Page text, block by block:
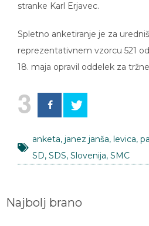
stranke Karl Erjavec.
Spletno anketiranje je za
reprezentativnem vzorcu 521
18. maja opravil oddelek za
3
anketa, janez janša, levica,
SD, SDS, Slovenija, SMC
Najbolj brano